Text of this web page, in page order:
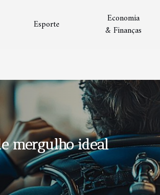
Esporte
Economia
& Finanças
mergulho ideal